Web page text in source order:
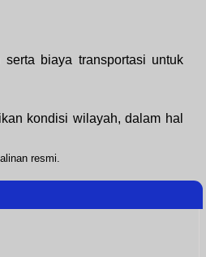
biaya transportasi untuk
kondisi wilayah, dalam hal
resmi.